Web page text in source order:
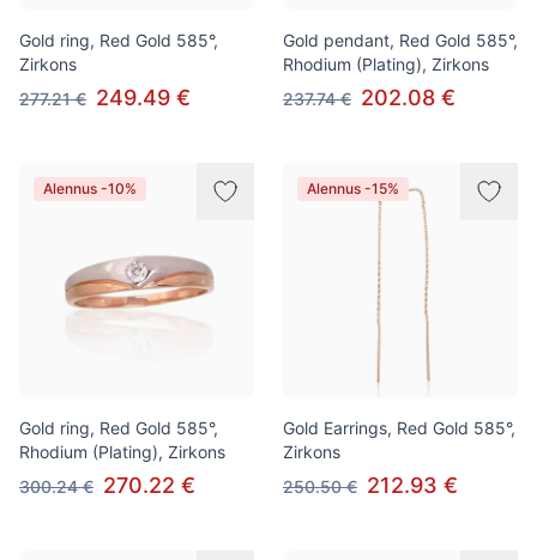
Gold ring, Red Gold 585°,
Zirkons
277.21 € 249.49 €
Gold pendant, Red Gold 585°,
Rhodium (Plating), Zirkons
237.74 € 202.08 €
Alennus -10%
Gold ring, Red Gold 585°,
Rhodium (Plating), Zirkons
300.24 € 270.22 €
Alennus -15%
Gold Earrings, Red Gold 585°,
Zirkons
250.50 € 212.93 €